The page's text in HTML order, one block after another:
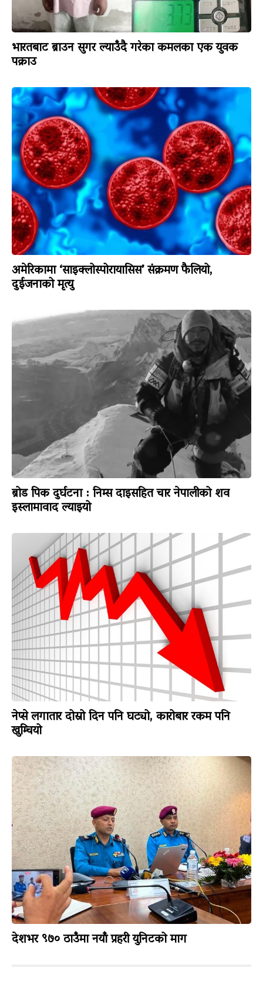
भारतबाट ब्राउन सुगर ल्याउँदै गरेका कमलका एक युवक
पक्राउ
अमेरिकामा ‘साइक्लोस्पोरायासिस’ संक्रमण फैलियो,
दुईजनाको मृत्यु
ब्रोड पिक दुर्घटना : निम्स दाइसहित चार नेपालीको शव
इस्लामावाद ल्याइयो
नेप्से लगातार दोस्रो दिन पनि घट्यो, कारोबार रकम पनि
खुम्चियो
देशभर ९७० ठाउँमा नयाँ प्रहरी युनिटको माग